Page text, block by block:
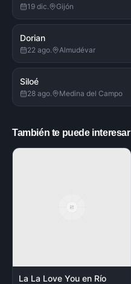
19 dic. Gijón
Dorian
22 ago. Almudévar
Siloé
28 ago. Medina del Campo
También te puede interesar
La La Love You en Río